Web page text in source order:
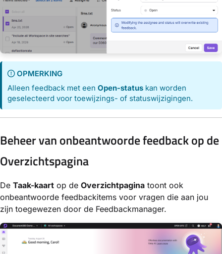
OPMERKING
Alleen feedback met eenOpen-status kan worden
geselecteerd voor toewijzings- of statuswijzigingen.
Beheer van onbeantwoorde feedback op de
Overzichtspagina
De Taak-kaart op de Overzichtpagina toont ook
onbeantwoorde feedbackitems voor vragen die aan jou
zijn toegewezen door de Feedbackmanager.